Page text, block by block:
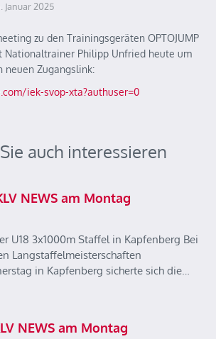
Januar 2025
zu den Trainingsgeräten OPTOJUMP
Nationaltrainer Philipp Unfried heute um
neuen Zugangslink:
iek-svop-xta?authuser=0
auch interessieren
NEWS am Montag
U18 3x1000m Staffel in Kapfenberg Bei
Langstaffelmeisterschaften
in Kapfenberg sicherte sich die…
NEWS am Montag